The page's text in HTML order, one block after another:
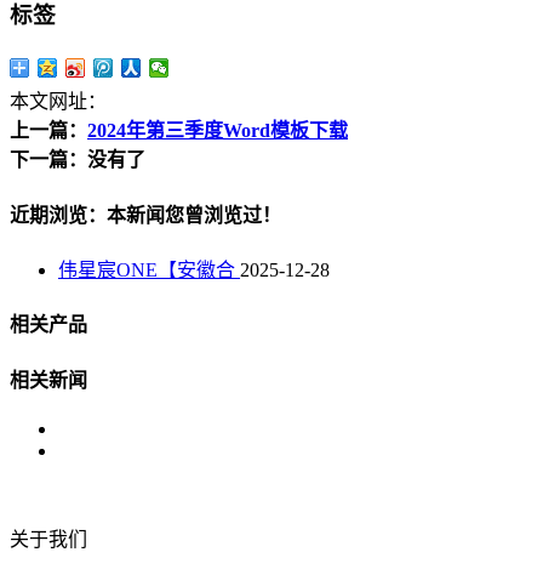
标签
本文网址：
上一篇： 2024年第三季度Word模板下载
下一篇：没有了
近期浏览：本新闻您曾浏览过！
伟星宸ONE【安徽合 2025-12-28
相关产品
相关新闻
关于我们